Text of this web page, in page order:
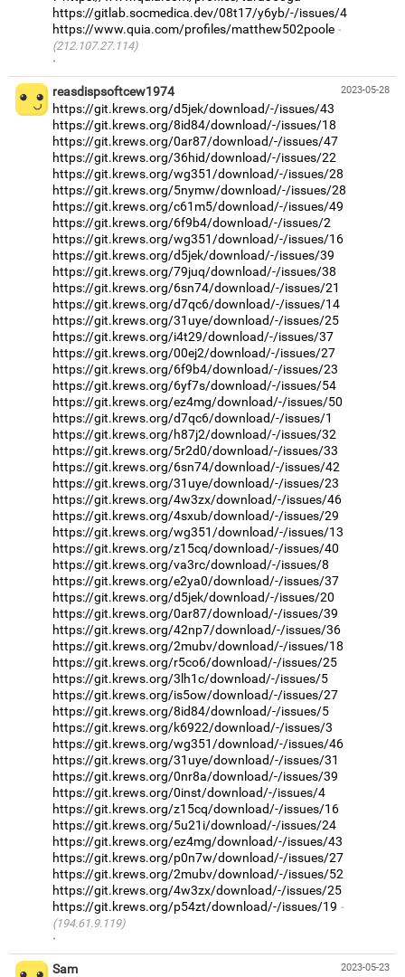
https://gitlab.socmedica.dev/08t17/y6yb/-/issues/4
https://www.quia.com/profiles/matthew502poole
(212.107.27.114)
·
2023-05-28
reasdispsoftcew1974
https://git.krews.org/d5jek/download/-/issues/43
https://git.krews.org/8id84/download/-/issues/18
https://git.krews.org/0ar87/download/-/issues/47
https://git.krews.org/36hid/download/-/issues/22
https://git.krews.org/wg351/download/-/issues/28
https://git.krews.org/5nymw/download/-/issues/28
https://git.krews.org/c61m5/download/-/issues/49
https://git.krews.org/6f9b4/download/-/issues/2
https://git.krews.org/wg351/download/-/issues/16
https://git.krews.org/d5jek/download/-/issues/39
https://git.krews.org/79juq/download/-/issues/38
https://git.krews.org/6sn74/download/-/issues/21
https://git.krews.org/d7qc6/download/-/issues/14
https://git.krews.org/31uye/download/-/issues/25
https://git.krews.org/i4t29/download/-/issues/37
https://git.krews.org/00ej2/download/-/issues/27
https://git.krews.org/6f9b4/download/-/issues/23
https://git.krews.org/6yf7s/download/-/issues/54
https://git.krews.org/ez4mg/download/-/issues/50
https://git.krews.org/d7qc6/download/-/issues/1
https://git.krews.org/h87j2/download/-/issues/32
https://git.krews.org/5r2d0/download/-/issues/33
https://git.krews.org/6sn74/download/-/issues/42
https://git.krews.org/31uye/download/-/issues/23
https://git.krews.org/4w3zx/download/-/issues/46
https://git.krews.org/4sxub/download/-/issues/29
https://git.krews.org/wg351/download/-/issues/13
https://git.krews.org/z15cq/download/-/issues/40
https://git.krews.org/va3rc/download/-/issues/8
https://git.krews.org/e2ya0/download/-/issues/37
https://git.krews.org/d5jek/download/-/issues/20
https://git.krews.org/0ar87/download/-/issues/39
https://git.krews.org/42np7/download/-/issues/36
https://git.krews.org/2mubv/download/-/issues/18
https://git.krews.org/r5co6/download/-/issues/25
https://git.krews.org/3lh1c/download/-/issues/5
https://git.krews.org/is5ow/download/-/issues/27
https://git.krews.org/8id84/download/-/issues/5
https://git.krews.org/k6922/download/-/issues/3
https://git.krews.org/wg351/download/-/issues/46
https://git.krews.org/31uye/download/-/issues/31
https://git.krews.org/0nr8a/download/-/issues/39
https://git.krews.org/0inst/download/-/issues/4
https://git.krews.org/z15cq/download/-/issues/16
https://git.krews.org/5u21i/download/-/issues/24
https://git.krews.org/ez4mg/download/-/issues/43
https://git.krews.org/p0n7w/download/-/issues/27
https://git.krews.org/2mubv/download/-/issues/52
https://git.krews.org/4w3zx/download/-/issues/25
https://git.krews.org/p54zt/download/-/issues/19
(194.61.9.119)
·
2023-05-23
Sam